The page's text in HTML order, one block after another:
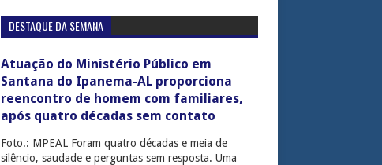
DESTAQUE DA SEMANA
Atuação do Ministério Público em
Santana do Ipanema-AL proporciona
reencontro de homem com familiares,
após quatro décadas sem contato
Foto.: MPEAL Foram quatro décadas e meia de
silêncio, saudade e perguntas sem resposta. Uma